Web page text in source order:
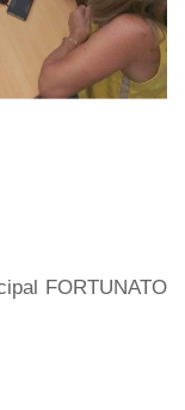
FORTUNATO